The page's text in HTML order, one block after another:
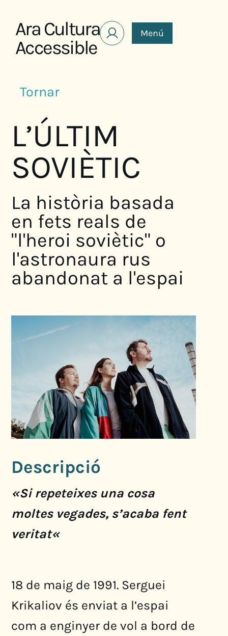
Ara Cultura
Accessible
Menú
Tornar
L’ÚLTIM
SOVIÈTIC
La història basada
en fets reals de
"l'heroi soviètic" o
l'astronaura rus
abandonat a l'espai
Descripció
«Si repeteixes una cosa
moltes vegades, s’acaba fent
veritat«
18 de maig de 1991. Serguei
Krikaliov és enviat a l’espai
com a enginyer de vol a bord de